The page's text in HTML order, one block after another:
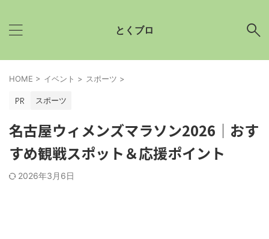
とくブロ
HOME > イベント > スポーツ >
スポーツ
名古屋ウィメンズマラソン2026│おす
すめ観戦スポット＆応援ポイント
2026年3月6日